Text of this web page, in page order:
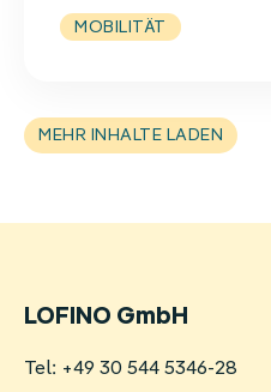
ÖPNV-
Zuschuss
MOBILITÄT
MEHR INHALTE LADEN
LOFINO GmbH
Tel: +49 30 544 5346-28